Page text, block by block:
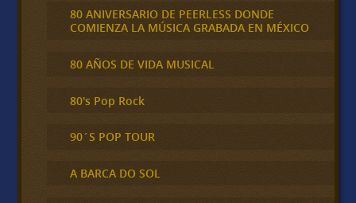
80 ANIVERSARIO DE PEERLESS DONDE
COMIENZA LA MÚSICA GRABADA EN MÉXICO
80 AÑOS DE VIDA MUSICAL
80's Pop Rock
90´S POP TOUR
A BARCA DO SOL